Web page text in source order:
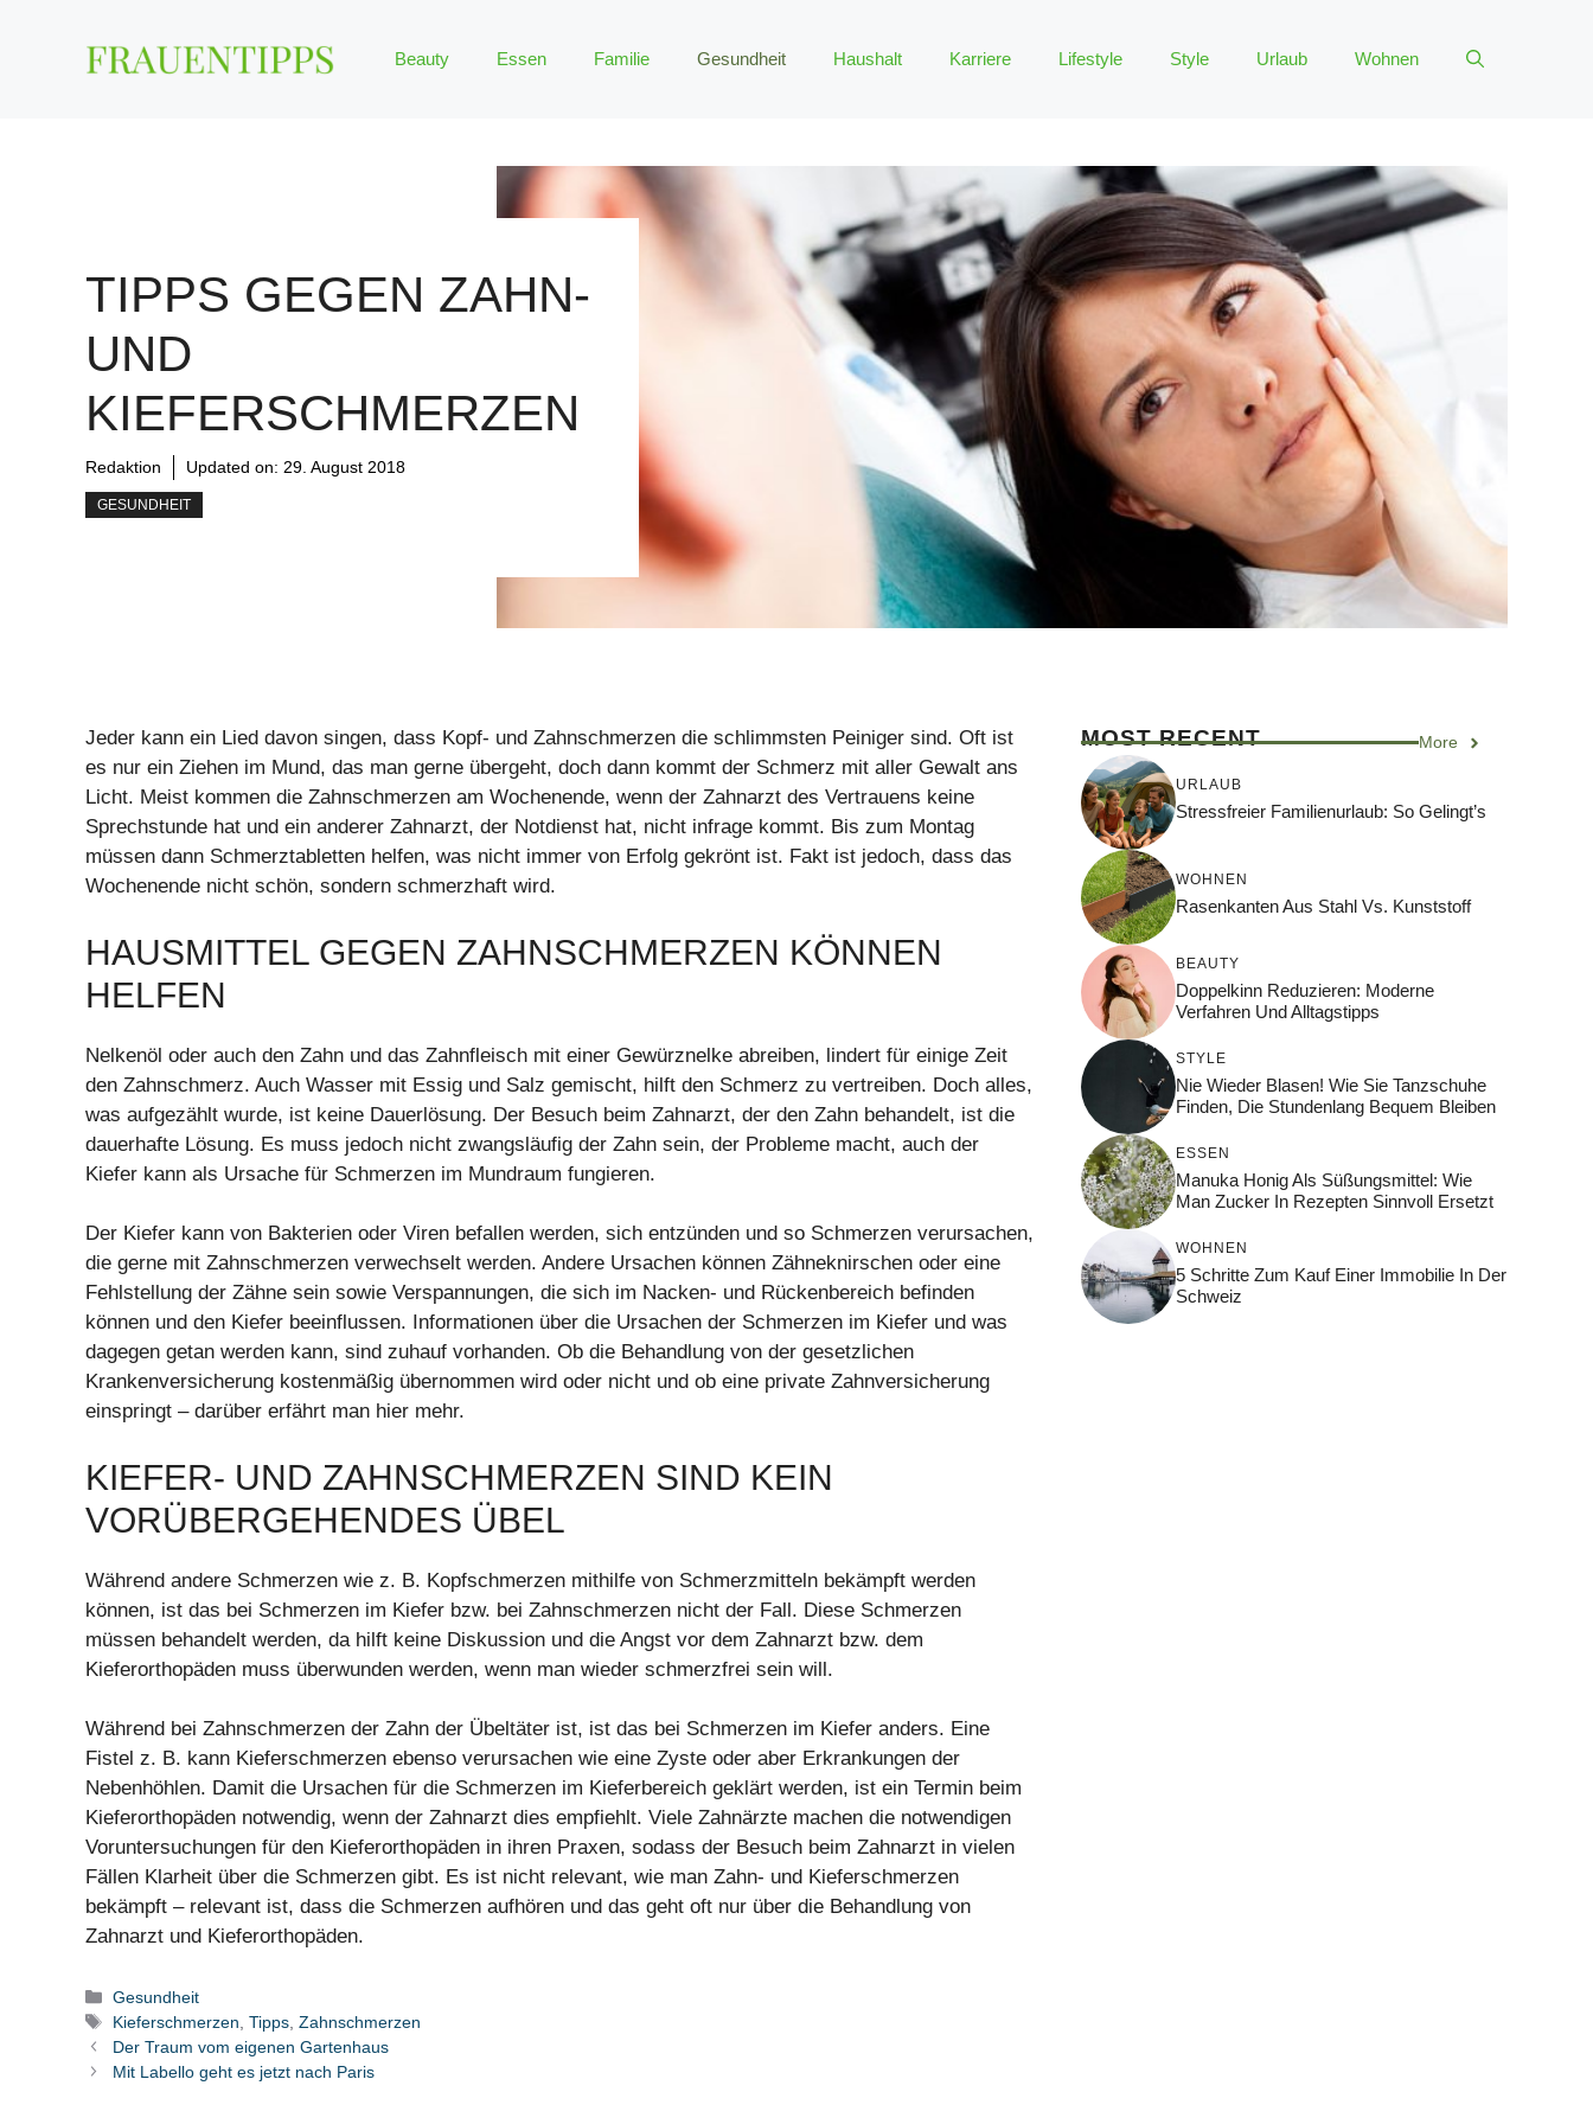
Beauty Essen Familie Gesundheit Haushalt Karriere Lifestyle Style Urlaub Wohnen
TIPPS GEGEN ZAHN-
UND
KIEFERSCHMERZEN
Redaktion Updated on: 29. August 2018
GESUNDHEIT
Jeder kann ein Lied davon singen, dass Kopf- und Zahnschmerzen die schlimmsten Peiniger sind. Oft ist
es nur ein Ziehen im Mund, das man gerne übergeht, doch dann kommt der Schmerz mit aller Gewalt ans
Licht. Meist kommen die Zahnschmerzen am Wochenende, wenn der Zahnarzt des Vertrauens keine
Sprechstunde hat und ein anderer Zahnarzt, der Notdienst hat, nicht infrage kommt. Bis zum Montag
müssen dann Schmerztabletten helfen, was nicht immer von Erfolg gekrönt ist. Fakt ist jedoch, dass das
Wochenende nicht schön, sondern schmerzhaft wird.
HAUSMITTEL GEGEN ZAHNSCHMERZEN KÖNNEN
HELFEN
Nelkenöl oder auch den Zahn und das Zahnfleisch mit einer Gewürznelke abreiben, lindert für einige Zeit
den Zahnschmerz. Auch Wasser mit Essig und Salz gemischt, hilft den Schmerz zu vertreiben. Doch alles,
was aufgezählt wurde, ist keine Dauerlösung. Der Besuch beim Zahnarzt, der den Zahn behandelt, ist die
dauerhafte Lösung. Es muss jedoch nicht zwangsläufig der Zahn sein, der Probleme macht, auch der
Kiefer kann als Ursache für Schmerzen im Mundraum fungieren.
Der Kiefer kann von Bakterien oder Viren befallen werden, sich entzünden und so Schmerzen verursachen,
die gerne mit Zahnschmerzen verwechselt werden. Andere Ursachen können Zähneknirschen oder eine
Fehlstellung der Zähne sein sowie Verspannungen, die sich im Nacken- und Rückenbereich befinden
können und den Kiefer beeinflussen. Informationen über die Ursachen der Schmerzen im Kiefer und was
dagegen getan werden kann, sind zuhauf vorhanden. Ob die Behandlung von der gesetzlichen
Krankenversicherung kostenmäßig übernommen wird oder nicht und ob eine private Zahnversicherung
einspringt – darüber erfährt man hier mehr.
KIEFER- UND ZAHNSCHMERZEN SIND KEIN
VORÜBERGEHENDES ÜBEL
Während andere Schmerzen wie z. B. Kopfschmerzen mithilfe von Schmerzmitteln bekämpft werden
können, ist das bei Schmerzen im Kiefer bzw. bei Zahnschmerzen nicht der Fall. Diese Schmerzen
müssen behandelt werden, da hilft keine Diskussion und die Angst vor dem Zahnarzt bzw. dem
Kieferorthopäden muss überwunden werden, wenn man wieder schmerzfrei sein will.
Während bei Zahnschmerzen der Zahn der Übeltäter ist, ist das bei Schmerzen im Kiefer anders. Eine
Fistel z. B. kann Kieferschmerzen ebenso verursachen wie eine Zyste oder aber Erkrankungen der
Nebenhöhlen. Damit die Ursachen für die Schmerzen im Kieferbereich geklärt werden, ist ein Termin beim
Kieferorthopäden notwendig, wenn der Zahnarzt dies empfiehlt. Viele Zahnärzte machen die notwendigen
Voruntersuchungen für den Kieferorthopäden in ihren Praxen, sodass der Besuch beim Zahnarzt in vielen
Fällen Klarheit über die Schmerzen gibt. Es ist nicht relevant, wie man Zahn- und Kieferschmerzen
bekämpft – relevant ist, dass die Schmerzen aufhören und das geht oft nur über die Behandlung von
Zahnarzt und Kieferorthopäden.
Kategorien
Gesundheit
Schlagwörter
Kieferschmerzen ,Tipps ,Zahnschmerzen
Der Traum vom eigenen Gartenhaus
Mit Labello geht es jetzt nach Paris
MOST RECENT More
URLAUB
Stressfreier Familienurlaub: So Gelingt’s
WOHNEN
Rasenkanten Aus Stahl Vs. Kunststoff
BEAUTY
Doppelkinn Reduzieren: Moderne
Verfahren Und Alltagstipps
STYLE
Nie Wieder Blasen! Wie Sie Tanzschuhe
Finden, Die Stundenlang Bequem Bleiben
ESSEN
Manuka Honig Als Süßungsmittel: Wie
Man Zucker In Rezepten Sinnvoll Ersetzt
WOHNEN
5 Schritte Zum Kauf Einer Immobilie In Der
Schweiz